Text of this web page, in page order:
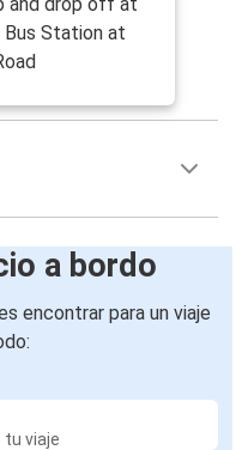
Bus Station at
a bordo
encontrar para un viaje
viaje